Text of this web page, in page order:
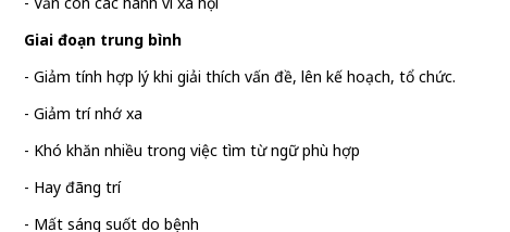
Giai đoạn trung bình
- Giảm tính hợp lý khi giải thích vấn đề, lên kế hoạch, tổ chức.
- Giảm trí nhớ xa
- Khó khăn nhiều trong việc tìm từ ngữ phù hợp
- Hay đãng trí
- Mất sáng suốt do bệnh